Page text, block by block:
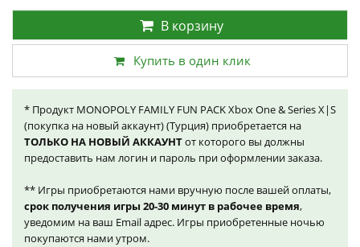
В корзину
Купить в один клик
* Продукт MONOPOLY FAMILY FUN PACK Xbox One & Series X|S
(покупка на новый аккаунт) (Турция) приобретается на
ТОЛЬКО НА НОВЫЙ АККАУНТот которого вы должны
предоставить нам логин и пароль при оформлении заказа.
** Игры приобретаются нами вручную после вашей оплаты,
срок получения игры 20-30 минут в рабочее время,
уведомим на ваш Email адрес. Игры приобретенные ночью
покупаются нами утром.